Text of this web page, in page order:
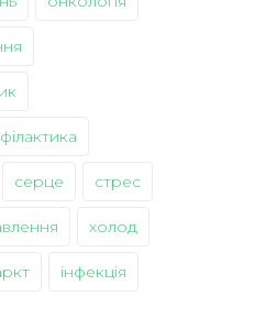
серце стрес
холод
інфекція